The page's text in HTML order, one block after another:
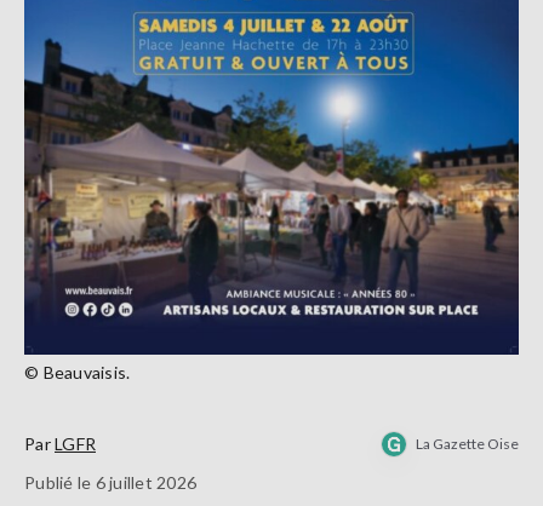
© Beauvaisis.
ParLGFR La Gazette Oise
Publié le 6 juillet 2026